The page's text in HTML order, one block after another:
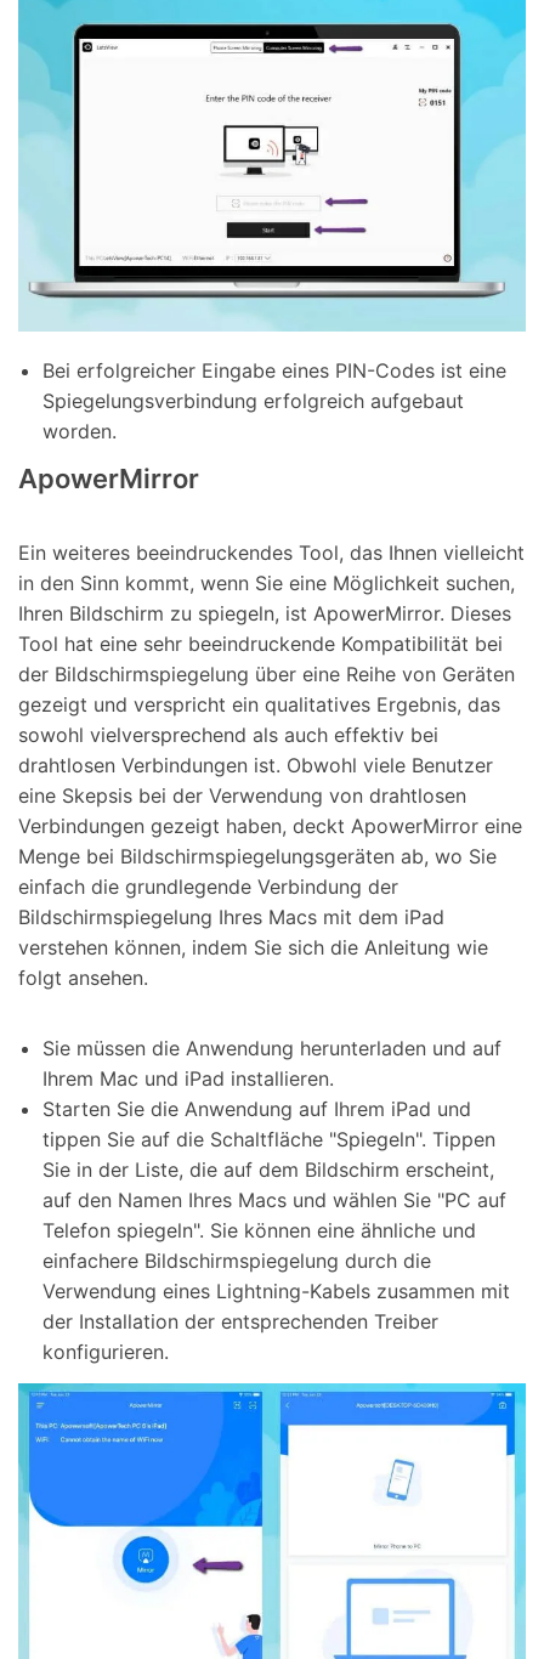
Bei erfolgreicher Eingabe eines PIN-Codes ist eine
Spiegelungsverbindung erfolgreich aufgebaut
worden.
ApowerMirror
Ein weiteres beeindruckendes Tool, das Ihnen vielleicht
in den Sinn kommt, wenn Sie eine Möglichkeit suchen,
Ihren Bildschirm zu spiegeln, ist ApowerMirror. Dieses
Tool hat eine sehr beeindruckende Kompatibilität bei
der Bildschirmspiegelung über eine Reihe von Geräten
gezeigt und verspricht ein qualitatives Ergebnis, das
sowohl vielversprechend als auch effektiv bei
drahtlosen Verbindungen ist. Obwohl viele Benutzer
eine Skepsis bei der Verwendung von drahtlosen
Verbindungen gezeigt haben, deckt ApowerMirror eine
Menge bei Bildschirmspiegelungsgeräten ab, wo Sie
einfach die grundlegende Verbindung der
Bildschirmspiegelung Ihres Macs mit dem iPad
verstehen können, indem Sie sich die Anleitung wie
folgt ansehen.
Sie müssen die Anwendung herunterladen und auf
Ihrem Mac und iPad installieren.
Starten Sie die Anwendung auf Ihrem iPad und
tippen Sie auf die Schaltfläche "Spiegeln". Tippen
Sie in der Liste, die auf dem Bildschirm erscheint,
auf den Namen Ihres Macs und wählen Sie "PC auf
Telefon spiegeln". Sie können eine ähnliche und
einfachere Bildschirmspiegelung durch die
Verwendung eines Lightning-Kabels zusammen mit
der Installation der entsprechenden Treiber
konfigurieren.